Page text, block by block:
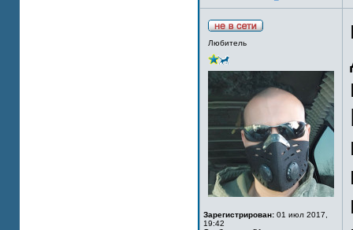
Любитель
Зарегистрирован: 01 июл 2017,
19:42